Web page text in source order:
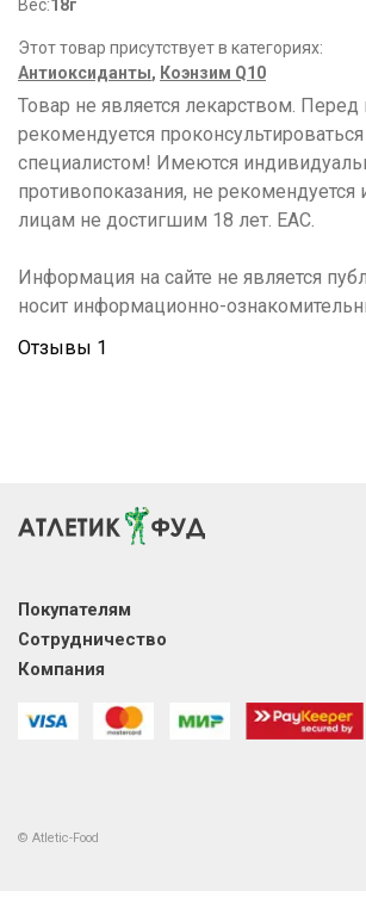
Вес:18г
Этот товар присутствует в категориях:
Антиоксиданты, Коэнзим Q10
Товар не является лекарством.
рекомендуется проконсультироваться
специалистом! Имеются
противопоказания, не рекомендуется
лицам не достигшим 18 лет. ЕАС.
Информация на сайте не является
носит информационно-
Отзывы 1
Покупателям
Сотрудничество
Компания
© Atletic-Food